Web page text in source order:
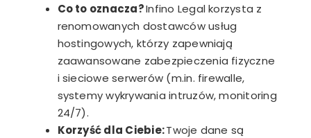
Co to oznacza?Infino Legal korzysta z
renomowanych dostawców usług
hostingowych, którzy zapewniają
zaawansowane zabezpieczenia fizyczne
i sieciowe serwerów (m.in. firewalle,
systemy wykrywania intruzów, monitoring
24/7).
Korzyść dla Ciebie:Twoje dane są